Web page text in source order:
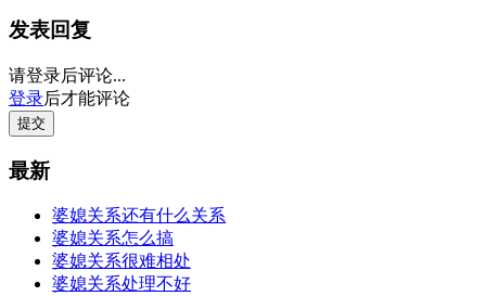
发表回复
请登录后评论...
登录后才能评论
提交
最新
婆媳关系还有什么关系
婆媳关系怎么搞
婆媳关系很难相处
婆媳关系处理不好